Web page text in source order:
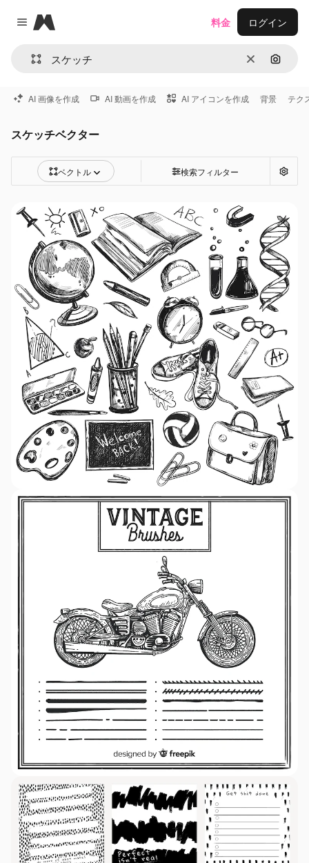
Close menu
Magnific
消去 画像で
料金 ログイン
AI 画像を作成 AI 動画を作成 AI アイコンを作成 背景 テク
スケッチベクター
ベクトル 検索フィルター